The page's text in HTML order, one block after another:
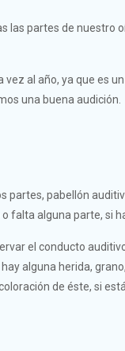
las partes de nuestro
al año, ya que es
una buena audición.
partes, pabellón
falta alguna parte, si
el conducto
alguna herida,
de éste, si